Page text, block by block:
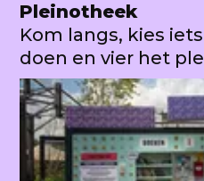
Pleinotheek
Kom langs, kies
doen en vier het